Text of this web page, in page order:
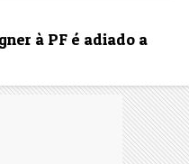
à PF é adiado a